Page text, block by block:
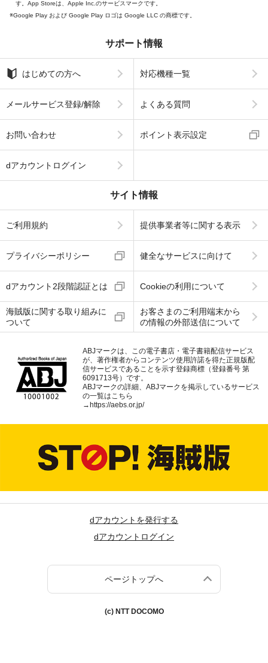
す。App Storeは、Apple Inc.のサービスマークです。
Google Play および Google Play ロゴは Google LLC の商標です。
サポート情報
はじめての方へ 対応機種一覧
メールサービス登録/解除 よくある質問
お問い合わせ ポイント表示設定
dアカウントログイン
サイト情報
ご利用規約 提供事業者等に関する表示
プライバシーポリシー 健全なサービスに向けて
dアカウント2段階認証とは Cookieの利用について
海賊版に関する取り組みに
ついて
お客さまのご利用端末から
の情報の外部送信について
ABJマークは、この電子書店・電子書籍配信サービス
が、著作権者からコンテンツ使用許諾を得た正規版配
信サービスであることを示す登録商標（登録番号 第
6091713号）です。
ABJマークの詳細、ABJマークを掲示しているサービス
の一覧はこちら
→https://aebs.or.jp/
dアカウントを発行する
dアカウントログイン
ページトップへ
(c) NTT DOCOMO